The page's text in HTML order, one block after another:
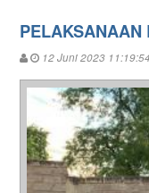
PELAKSANAAN
12 Juni 2023